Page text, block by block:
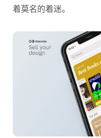
着莫名的着迷。